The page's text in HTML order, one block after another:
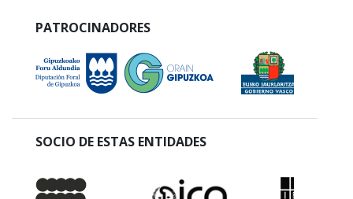
PATROCINADORES
SOCIO DE ESTAS ENTIDADES